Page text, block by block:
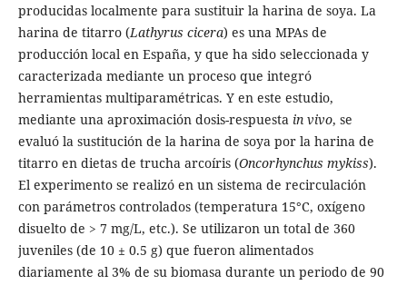
producidas localmente para sustituir la harina de soya. La
harina de titarro (Lathyrus cicera) es una MPAs de
producción local en España, y que ha sido seleccionada y
caracterizada mediante un proceso que integró
herramientas multiparamétricas. Y en este estudio,
mediante una aproximación dosis-respuestain vivo, se
evaluó la sustitución de la harina de soya por la harina de
titarro en dietas de trucha arcoíris (Oncorhynchus mykiss).
El experimento se realizó en un sistema de recirculación
con parámetros controlados (temperatura 15°C, oxígeno
disuelto de > 7 mg/L, etc.). Se utilizaron un total de 360
juveniles (de 10 ± 0.5 g) que fueron alimentados
diariamente al 3% de su biomasa durante un periodo de 90